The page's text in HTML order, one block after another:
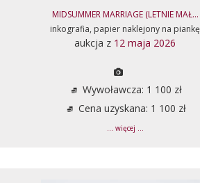
MIDSUMMER MARRIAGE (LETNIE MAŁ...
inkografia, papier naklejony na piankę
aukcja z 12 maja 2026
Wywoławcza: 1 100 zł
Cena uzyskana: 1 100 zł
... więcej ...